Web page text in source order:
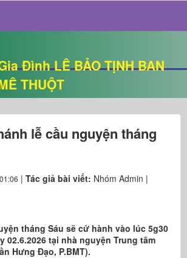
Đình LÊ BẢO TỊNH BAN
THUỘT
lễ cầu nguyện tháng
| Tác giả bài viết: Nhóm Admin |
tháng Sáu sẽ cử hành vào lúc 5g30
02.6.2026 tại nhà nguyện Trung tâm
Hưng Đạo, P.BMT).